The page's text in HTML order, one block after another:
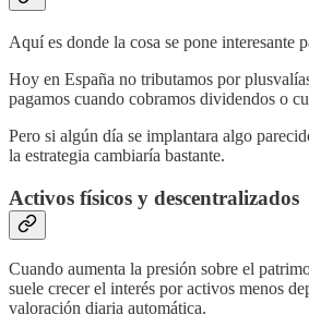
Aquí es donde la cosa se pone interesante
Hoy en España no tributamos por
pagamos cuando cobramos dividendos o
Pero si algún día se implantara algo
la estrategia cambiaría bastante.
Activos físicos y descentralizados
Cuando aumenta la presión sobre el
suele crecer el interés por activos menos
valoración diaria automática.